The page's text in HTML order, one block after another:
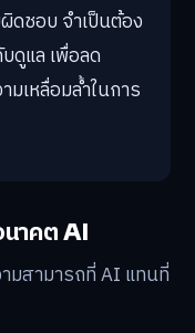
ดชอบ จำเป็นต้อง
ดูแล เพื่อลด
เหลื่อมล้ำในการ
นาคต AI
มสามารถที่ AI แทนที่